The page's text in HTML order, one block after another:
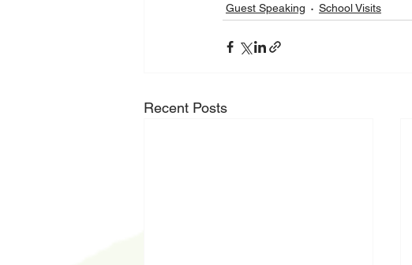
Guest Speaking School Visits
Recent Posts